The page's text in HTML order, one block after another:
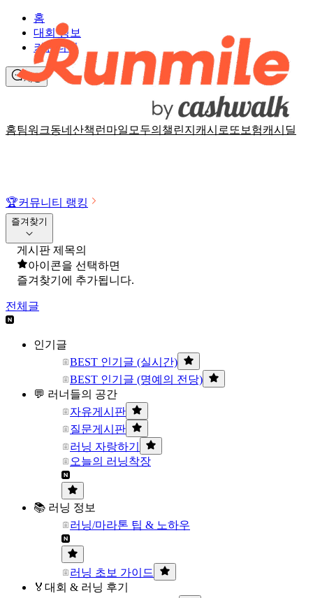
홈팀워크동네산책 런마일 모두의챌린지 캐시로또 보험캐시딜
홈
대회 정보
커뮤니티
채팅
🏆커뮤니티 랭킹
즐겨찾기
게시판 제목의
아이콘을 선택하면
즐겨찾기에 추가됩니다.
전체글
인기글
BEST 인기글 (실시간)
BEST 인기글 (명예의 전당)
💬 러너들의 공간
자유게시판
질문게시판
러닝 자랑하기
오늘의 러닝착장
📚 러닝 정보
러닝/마라톤 팁 & 노하우
러닝 초보 가이드
🏅대회 & 러닝 후기